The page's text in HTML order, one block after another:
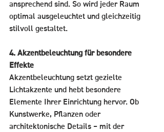
ansprechend sind. So wird jeder Raum
optimal ausgeleuchtet und gleichzeitig
stilvoll gestaltet.
4. Akzentbeleuchtung für besondere
Effekte
Akzentbeleuchtung setzt gezielte
Lichtakzente und hebt besondere
Elemente Ihrer Einrichtung hervor. Ob
Kunstwerke, Pflanzen oder
architektonische Details – mit der